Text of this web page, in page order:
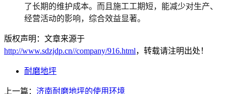
了长期的维护成本。而且施工工期短，能减少对生产、
经营活动的影响，综合效益显著。
版权声明：文章来源于
http://www.sdzjdp.cn//company/916.html，转载请注明出处！
耐磨地坪
上一篇： 济南耐磨地坪的使用环境